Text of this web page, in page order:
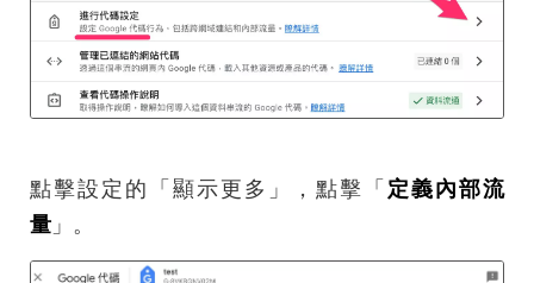
點擊設定的「顯示更多」，點擊「 定義內部流
量 」。